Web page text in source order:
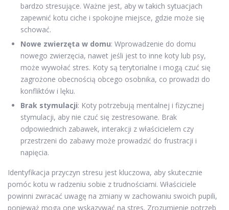
bardzo stresujące. Ważne jest, aby w takich sytuacjach
zapewnić kotu ciche i spokojne miejsce, gdzie może się
schować.
Nowe zwierzęta w domu: Wprowadzenie do domu
nowego zwierzęcia, nawet jeśli jest to inne koty lub psy,
może wywołać stres. Koty są terytorialne i mogą czuć się
zagrożone obecnością obcego osobnika, co prowadzi do
konfliktów i lęku.
Brak stymulacji: Koty potrzebują mentalnej i fizycznej
stymulacji, aby nie czuć się zestresowane. Brak
odpowiednich zabawek, interakcji z właścicielem czy
przestrzeni do zabawy może prowadzić do frustracji i
napięcia.
Identyfikacja przyczyn stresu jest kluczowa, aby skutecznie
pomóc kotu w radzeniu sobie z trudnościami. Właściciele
powinni zwracać uwagę na zmiany w zachowaniu swoich pupili,
ponieważ mogą one wskazywać na stres. Zrozumienie potrzeb